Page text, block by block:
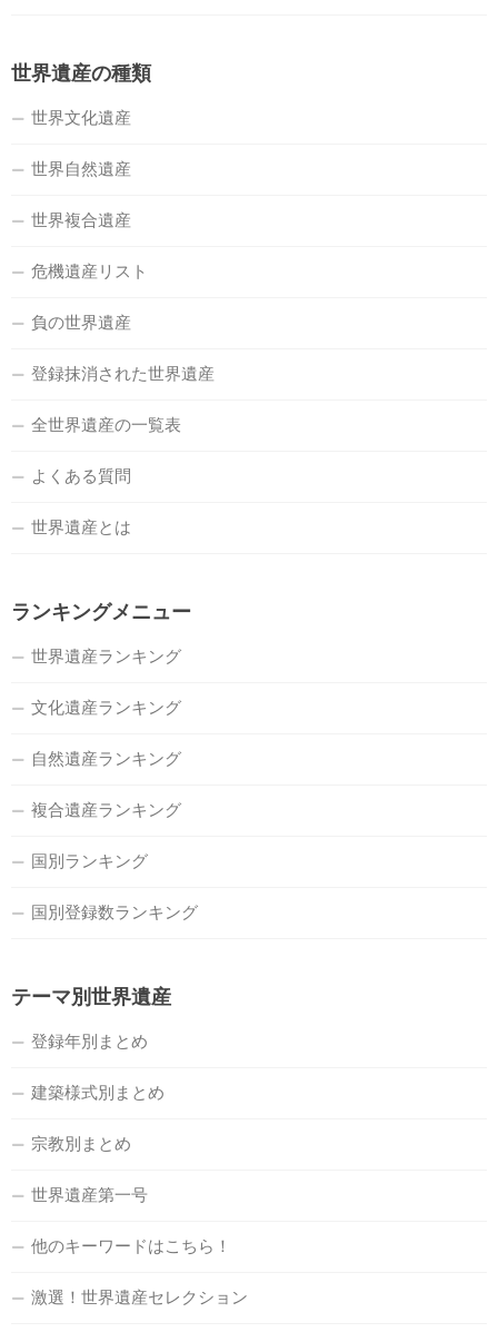
世界遺産の種類
世界文化遺産
世界自然遺産
世界複合遺産
危機遺産リスト
負の世界遺産
登録抹消された世界遺産
全世界遺産の一覧表
よくある質問
世界遺産とは
ランキングメニュー
世界遺産ランキング
文化遺産ランキング
自然遺産ランキング
複合遺産ランキング
国別ランキング
国別登録数ランキング
テーマ別世界遺産
登録年別まとめ
建築様式別まとめ
宗教別まとめ
世界遺産第一号
他のキーワードはこちら！
激選！世界遺産セレクション